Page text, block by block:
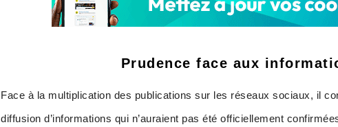
Prudence face aux
Face à la multiplication des publications sur les réseaux sociaux, il
diffusion d’informations qui n’auraient pas été officiellement